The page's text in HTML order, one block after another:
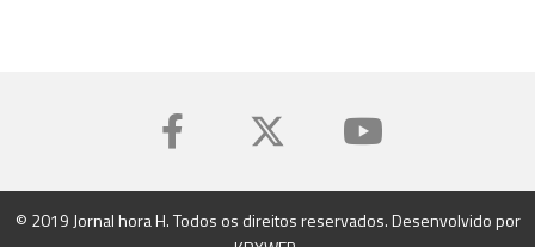
© 2019 Jornal hora H. Todos os direitos reservados. Desenvolvido por